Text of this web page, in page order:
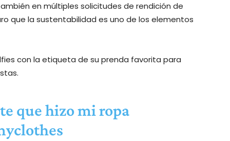
en múltiples solicitudes de rendición de
que la sustentabilidad es uno de los elementos
con la etiqueta de su prenda favorita para
que hizo mi ropa